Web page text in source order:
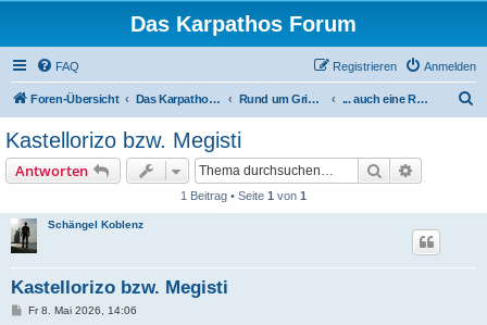
Das Karpathos Forum
FAQ Anmelden
Registrieren
Foren-Übersicht Das Karpathos Forum Rund um Griechenland - und das Mittelmeer ... auch eine Reise wert
Kastellorizo bzw. Megisti
Antworten Suche
1 Beitrag • Seite 1 von 1
Schängel Koblenz
Kastellorizo bzw. Megisti
BFr 8. Mai 2026, 14:06